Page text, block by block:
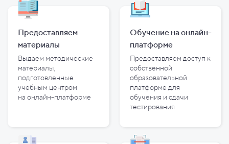
Предоставляем
материалы
Выдаем методические
материалы,
подготовленные
учебным центром
на онлайн-платформе
Обучение на онлайн-
платформе
Предоставляем доступ к
собственной
образовательной
платформе для
обучения и сдачи
тестирования